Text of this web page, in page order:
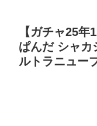
【ガチャ25年
ぱんだ シャカ
ルトラニュー